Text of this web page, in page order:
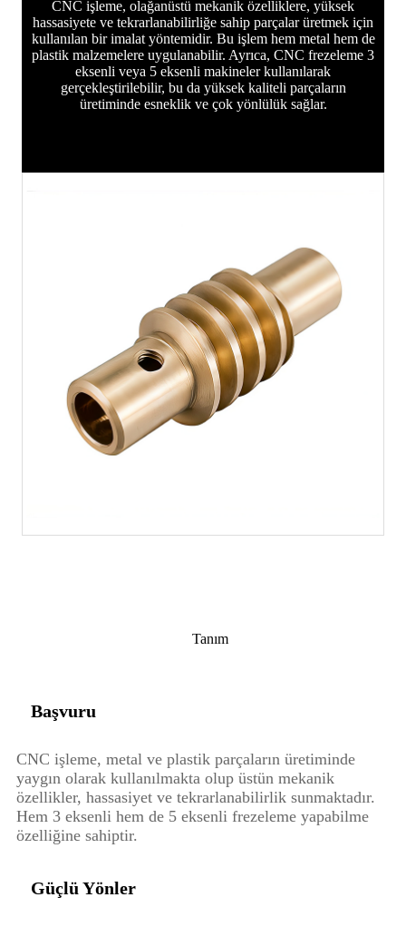
CNC işleme, olağanüstü mekanik özelliklere, yüksek
hassasiyete ve tekrarlanabilirliğe sahip parçalar üretmek için
kullanılan bir imalat yöntemidir. Bu işlem hem metal hem de
plastik malzemelere uygulanabilir. Ayrıca, CNC frezeleme 3
eksenli veya 5 eksenli makineler kullanılarak
gerçekleştirilebilir, bu da yüksek kaliteli parçaların
üretiminde esneklik ve çok yönlülük sağlar.
Tanım
Başvuru
CNC işleme, metal ve plastik parçaların üretiminde
yaygın olarak kullanılmakta olup üstün mekanik
özellikler, hassasiyet ve tekrarlanabilirlik sunmaktadır.
Hem 3 eksenli hem de 5 eksenli frezeleme yapabilme
özelliğine sahiptir.
Güçlü Yönler